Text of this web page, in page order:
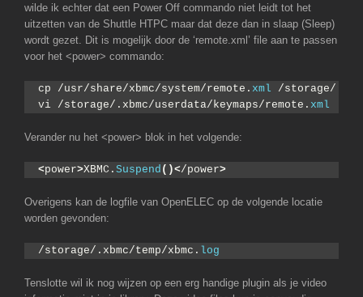
wilde ik echter dat een Power Off commando niet leidt tot het
uitzetten van de Shuttle HTPC maar dat deze dan in slaap (Sleep)
wordt gezet. Dit is mogelijk door de ‘remote.xml’ file aan te passen
voor het <power> commando:
cp /usr/share/xbmc/system/remote. xml /storage/
vi /storage/.xbmc/userdata/keymaps/remote. xml
Verander nu het <power> blok in het volgende:
<power>XBMC. Suspend ()</power>
Overigens kan de logfile van OpenELEC op de volgende locatie
worden gevonden:
/storage/.xbmc/temp/xbmc. log
Tenslotte wil ik nog wijzen op een erg handige plugin als je video